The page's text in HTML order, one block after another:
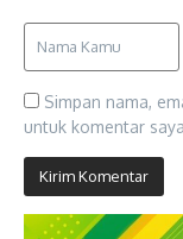
Simpan nama,
untuk komentar